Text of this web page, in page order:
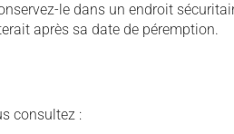
le dans un endroit
après sa date de péremption.
consultez :